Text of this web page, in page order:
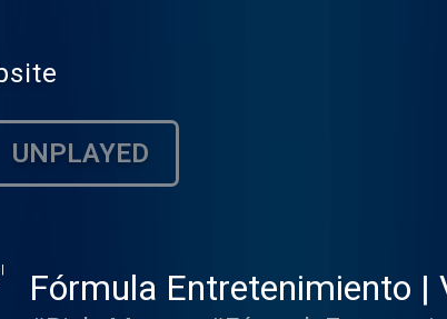
UNPLAYED
Fórmula Entretenimiento |